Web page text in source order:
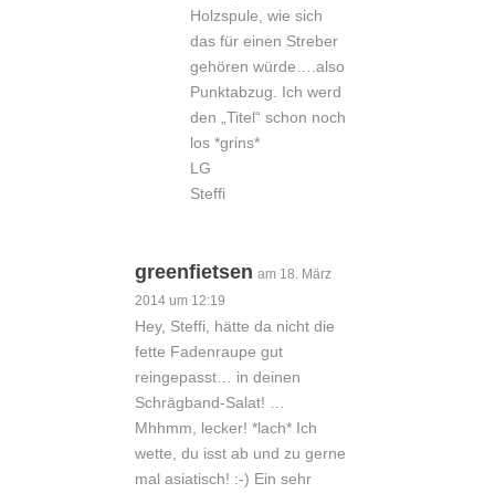
Holzspule, wie sich
das für einen Streber
gehören würde….also
Punktabzug. Ich werd
den „Titel“ schon noch
los *grins*
LG
Steffi
greenfietsen am 18. März
2014 um 12:19
Hey, Steffi, hätte da nicht die
fette Fadenraupe gut
reingepasst… in deinen
Schrägband-Salat! …
Mhhmm, lecker! *lach* Ich
wette, du isst ab und zu gerne
mal asiatisch! :-) Ein sehr